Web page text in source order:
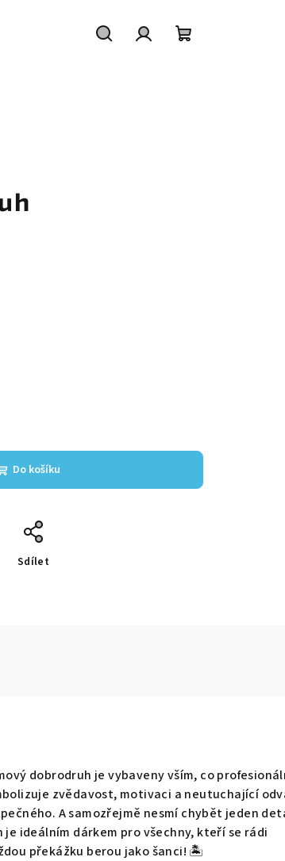
Do košíku
Sdílet
dobrodruh je vybaveny vším, co
zvědavost, motivaci a neutuchající
A samozřejmě nesmí chybět jeden
ideálním dárkem pro všechny, kteří se rádi
překážku berou jako šanci! 🏝️